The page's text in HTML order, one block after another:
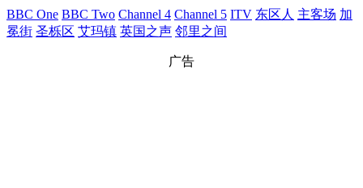
BBC One BBC Two Channel 4 Channel 5 ITV 东区人 主客场 加
冕街 圣栎区 艾玛镇 英国之声 邻里之间
广告